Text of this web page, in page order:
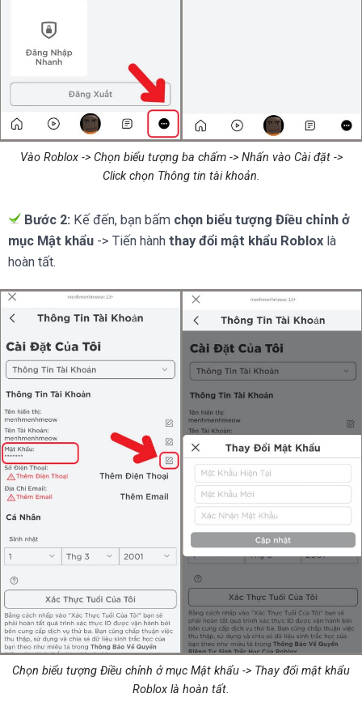
Vào Roblox -> Chọn biểu tượng ba chấm -> Nhấn vào Cài đặt ->
Click chọn Thông tin tài khoản.
Bước 2: Kế đến, bạn bấm chọn biểu tượng Điều chỉnh ở
mục Mật khẩu -> Tiến hành thay đổi mật khẩu Roblox là
hoàn tất.
Chọn biểu tượng Điều chỉnh ở mục Mật khẩu -> Thay đổi mật khẩu
Roblox là hoàn tất.